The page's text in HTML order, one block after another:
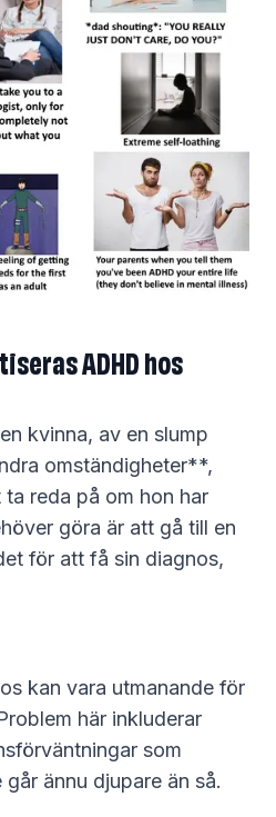
ADHD hos
kvinna, av en slump
omständigheter**,
reda på om hon har
göra är att gå till en
för att få sin diagnos,
kan vara utmanande för
här inkluderar
som
ännu djupare än så.